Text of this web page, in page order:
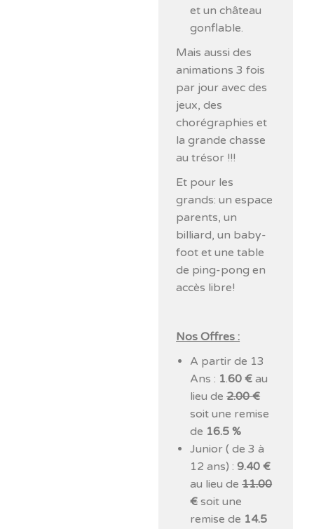
et un château
gonflable.
Mais aussi des
animations 3 fois
par jour avec des
jeux, des
chorégraphies et
la grande chasse
au trésor !!!
Et pour les
grands: un espace
parents, un
billiard, un baby-
foot et une table
de ping-pong en
accès libre!
Nos Offres :
A partir de 13
Ans : 1.60 € au
lieu de2.00 €
soit une remise
de 16.5 %
Junior ( de 3 à
12 ans) :9.40 €
au lieu de11.00
€ soit une
remise de 14.5